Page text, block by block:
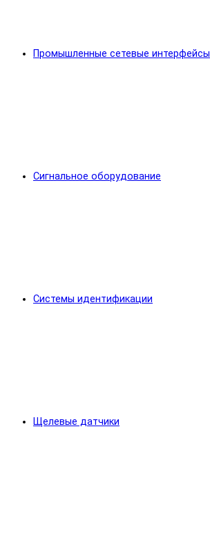
Промышленные сетевые интерфейсы
Сигнальное оборудование
Системы идентификации
Щелевые датчики